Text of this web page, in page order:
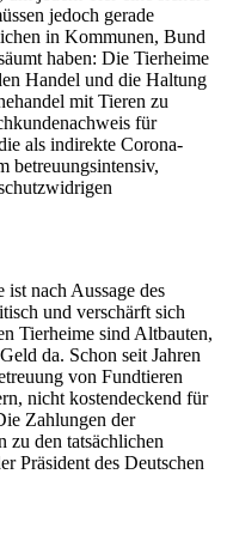
jedoch gerade
in Kommunen, Bund
haben: Die Tierheime
Handel und die Haltung
mit Tieren zu
für
als indirekte Corona-
betreuungsintensiv,
nach Aussage des
und verschärft sich
Tierheime sind Altbauten,
da. Schon seit Jahren
von Fundtieren
nicht kostendeckend für
Zahlungen der
zu den tatsächlichen
Präsident des Deutschen